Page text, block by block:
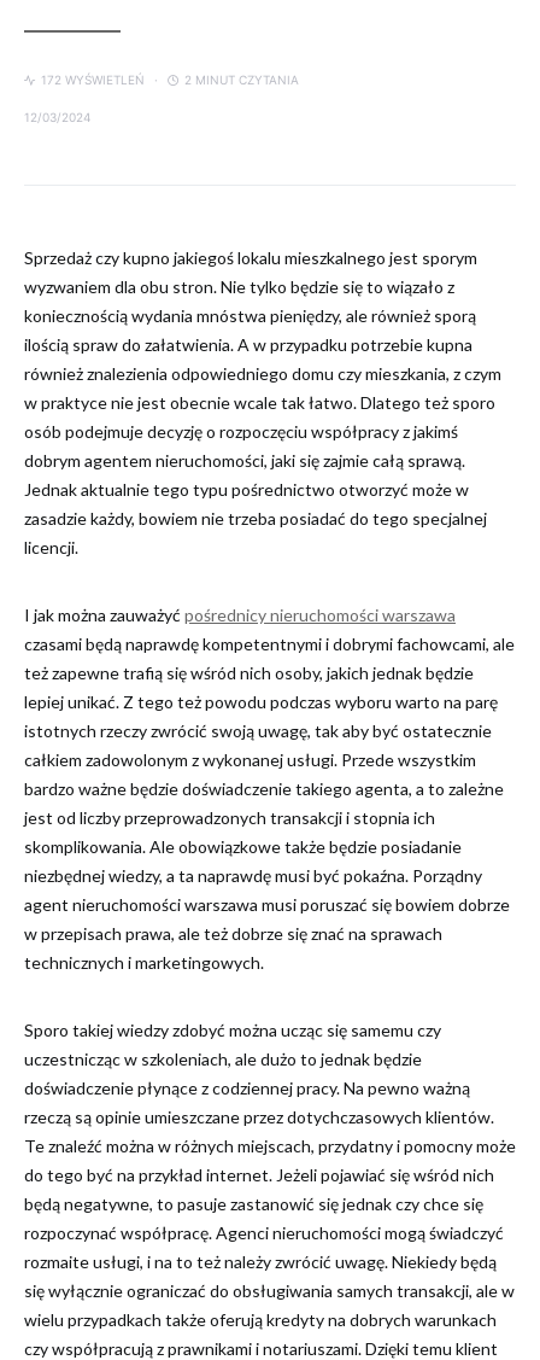
172 WYŚWIETLEŃ 2 MINUT CZYTANIA
12/03/2024
Sprzedaż czy kupno jakiegoś lokalu mieszkalnego jest sporym
wyzwaniem dla obu stron. Nie tylko będzie się to wiązało z
koniecznością wydania mnóstwa pieniędzy, ale również sporą
ilością spraw do załatwienia. A w przypadku potrzebie kupna
również znalezienia odpowiedniego domu czy mieszkania, z czym
w praktyce nie jest obecnie wcale tak łatwo. Dlatego też sporo
osób podejmuje decyzję o rozpoczęciu współpracy z jakimś
dobrym agentem nieruchomości, jaki się zajmie całą sprawą.
Jednak aktualnie tego typu pośrednictwo otworzyć może w
zasadzie każdy, bowiem nie trzeba posiadać do tego specjalnej
licencji.
I jak można zauważyć pośrednicy nieruchomości warszawa
czasami będą naprawdę kompetentnymi i dobrymi fachowcami, ale
też zapewne trafią się wśród nich osoby, jakich jednak będzie
lepiej unikać. Z tego też powodu podczas wyboru warto na parę
istotnych rzeczy zwrócić swoją uwagę, tak aby być ostatecznie
całkiem zadowolonym z wykonanej usługi. Przede wszystkim
bardzo ważne będzie doświadczenie takiego agenta, a to zależne
jest od liczby przeprowadzonych transakcji i stopnia ich
skomplikowania. Ale obowiązkowe także będzie posiadanie
niezbędnej wiedzy, a ta naprawdę musi być pokaźna. Porządny
agent nieruchomości warszawa musi poruszać się bowiem dobrze
w przepisach prawa, ale też dobrze się znać na sprawach
technicznych i marketingowych.
Sporo takiej wiedzy zdobyć można ucząc się samemu czy
uczestnicząc w szkoleniach, ale dużo to jednak będzie
doświadczenie płynące z codziennej pracy. Na pewno ważną
rzeczą są opinie umieszczane przez dotychczasowych klientów.
Te znaleźć można w różnych miejscach, przydatny i pomocny może
do tego być na przykład internet. Jeżeli pojawiać się wśród nich
będą negatywne, to pasuje zastanowić się jednak czy chce się
rozpoczynać współpracę. Agenci nieruchomości mogą świadczyć
rozmaite usługi, i na to też należy zwrócić uwagę. Niekiedy będą
się wyłącznie ograniczać do obsługiwania samych transakcji, ale w
wielu przypadkach także oferują kredyty na dobrych warunkach
czy współpracują z prawnikami i notariuszami. Dzięki temu klient